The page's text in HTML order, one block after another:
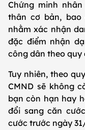
Chứng minh
thân cơ bản,
nhằm xác nhận
đặc điểm nhận
công dân theo quy
Tuy nhiên, theo
CMND sẽ không
bạn còn hạn hay
đổi sang căn
cước trước ngày